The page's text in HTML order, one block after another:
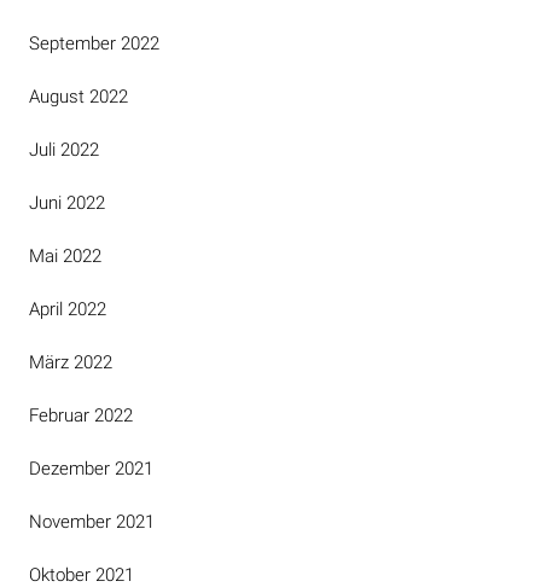
September 2022
August 2022
Juli 2022
Juni 2022
Mai 2022
April 2022
März 2022
Februar 2022
Dezember 2021
November 2021
Oktober 2021